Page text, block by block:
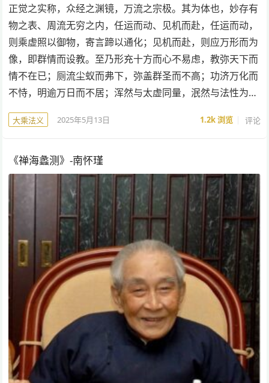
正觉之实称，众经之渊镜，万流之宗极。其为体也，妙存有
物之表、周流无穷之内，任运而动、见机而赴，任运而动，
则乘虚照以御物，寄言蹄以通化；见机而赴，则应万形而为
像，即群情而设教。至乃形充十方而心不易虑，教弥天下而
情不在已；厕流尘蚁而弗下，弥盖群圣而不高；功济万化而
不恃，明逾万日而不居；浑然与太虚同量，泯然与法性为…
大乘法义 2025年5月13日 1.2k浏览 评论
《禅海蠡测》-南怀瑾